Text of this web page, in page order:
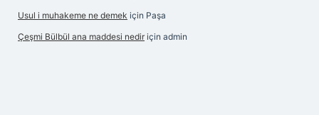
Usul i muhakeme ne demek için Paşa
Çeşmi Bülbül ana maddesi nedir için admin